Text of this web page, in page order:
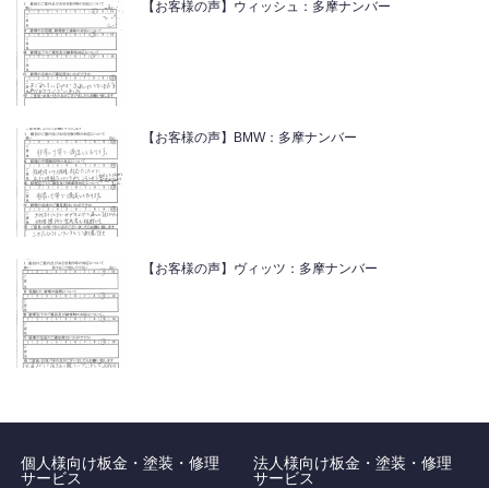
【お客様の声】ウィッシュ：多摩ナンバー
【お客様の声】BMW：多摩ナンバー
【お客様の声】ヴィッツ：多摩ナンバー
個人様向け板金・塗装・修理
サービス
法人様向け板金・塗装・修理
サービス